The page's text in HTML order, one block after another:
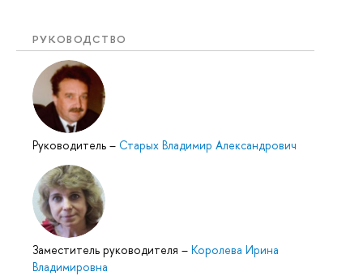
РУКОВОДСТВО
Руководитель – Старых Владимир Александрович
Заместитель руководителя – Королева Ирина
Владимировна